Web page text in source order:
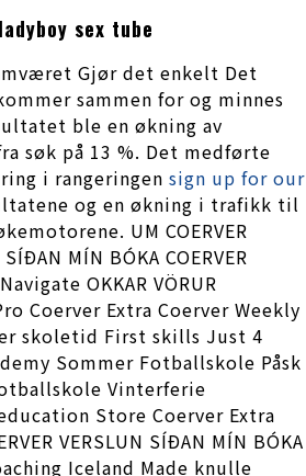
sex tube
Gjør det enkelt Det
sammen for og minnes
ble en økning av
søk på 13 %. Det medførte
i rangeringen sign up for our
og en økning i trafikk til
UM COERVER
MÍN BÓKA COERVER
OKKAR VÖRUR
Coerver Extra Coerver Weekly
skoletid First skills Just 4
Sommer Fotballskole Påsk
Vinterferie
Store Coerver Extra
VERSLUN SÍÐAN MÍN BÓKA
Iceland Made knulle